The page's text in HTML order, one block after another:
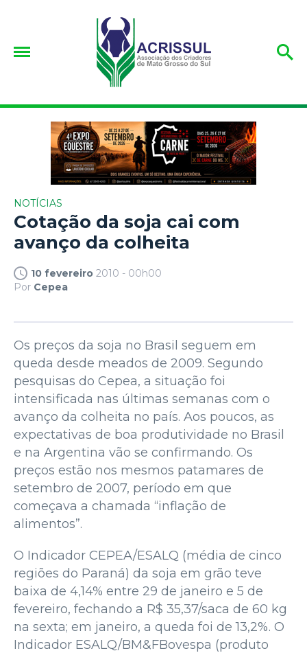
NOTÍCIAS
Cotação da soja cai com
avanço da colheita
10 fevereiro 2010 - 00h00
Por Cepea
Os preços da soja no Brasil seguem em
queda desde meados de 2009. Segundo
pesquisas do Cepea, a situação foi
intensificada nas últimas semanas com o
avanço da colheita no país. Aos poucos, as
expectativas de boa produtividade no Brasil
e na Argentina vão se confirmando. Os
preços estão nos mesmos patamares de
setembro de 2007, período em que
começava a chamada “inflação de
alimentos”.
O Indicador CEPEA/ESALQ (média de cinco
regiões do Paraná) da soja em grão teve
baixa de 4,14% entre 29 de janeiro e 5 de
fevereiro, fechando a R$ 35,37/saca de 60 kg
na sexta; em janeiro, a queda foi de 13,2%. O
Indicador ESALQ/BM&FBovespa (produto